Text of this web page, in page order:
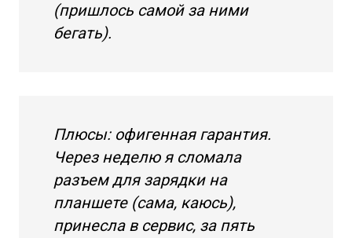
(пришлось самой за ними
бегать).
Плюсы: офигенная гарантия.
Через неделю я сломала
разъем для зарядки на
планшете (сама, каюсь),
принесла в сервис, за пять